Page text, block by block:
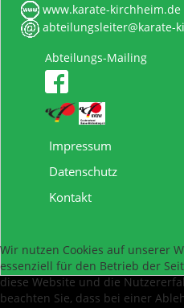
www.karate-kirchheim.de
abteilungsleiter@karate-
Abteilungs-Mailing
Impressum
Datenschutz
Kontakt
Wir nutzen Cookies auf unserer
essenziell für den Betrieb der
diese Website und die
beachten Sie, dass bei einer